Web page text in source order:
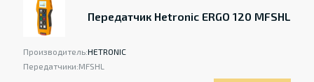
Передатчик Hetronic ERGO 120 MFSHL
Производитель:HETRONIC
Передатчики:MFSHL